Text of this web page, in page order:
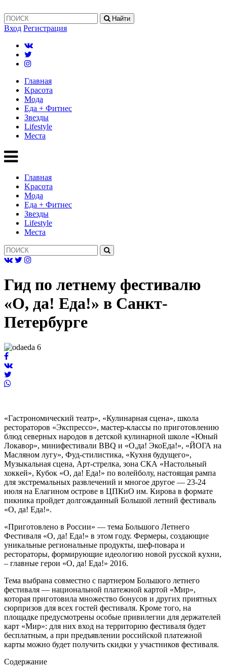
Найти
Вход Регистрация
Главная
Kрасота
Мода
Еда + Фитнес
Звезды
Lifestyle
Mеста
Главная
Kрасота
Мода
Еда + Фитнес
Звезды
Lifestyle
Mеста
Гид по летнему фестивалю
«О, да! Еда!» в Санкт-
Петербурге
«Гастрономический театр», «Кулинарная сцена», школа
рестораторов «Экспрессо», мастер-классы по приготовлению
блюд северных народов в детской кулинарной школе «Юный
Локавор», минифестивали BBQ и «О,да! ЭкоЕда!», «ЙОГА на
Масляном лугу», Фуд-стилистика, «Кухня будущего»,
Музыкальная сцена, Арт-стрелка, зона СКА «Настольный
хоккей», Кубок «О, да! Еда!» по волейболу, настоящая рампа
для экстремальных развлечений и многое другое — 23-24
июля на Елагином острове в ЦПКиО им. Кирова в формате
пикника пройдет долгожданный Большой летний фестиваль
«О, да! Еда!».
«Приготовлено в России» — тема Большого Летнего
Фестиваля «О, да! Еда!» в этом году. Фермеры, создающие
уникальные региональные продукты, шеф-повара и
рестораторы, формирующие идеологию новой русской кухни,
– главные герои «О, да! Еда!» 2016.
Тема выбрана совместно с партнером Большого летнего
фестиваля — национальной платежной картой «Мир»,
которая приготовила множество бонусов и других приятных
сюрпризов для всех гостей фестиваля. Кроме того, на
площадке предусмотрены особые привилегии для держателей
карт «Мир»: для них вход на территорию фестиваля будет
бесплатным, а при предъявлении российской платежной
карты можно будет получить скидки у участников фестиваля.
Содержание